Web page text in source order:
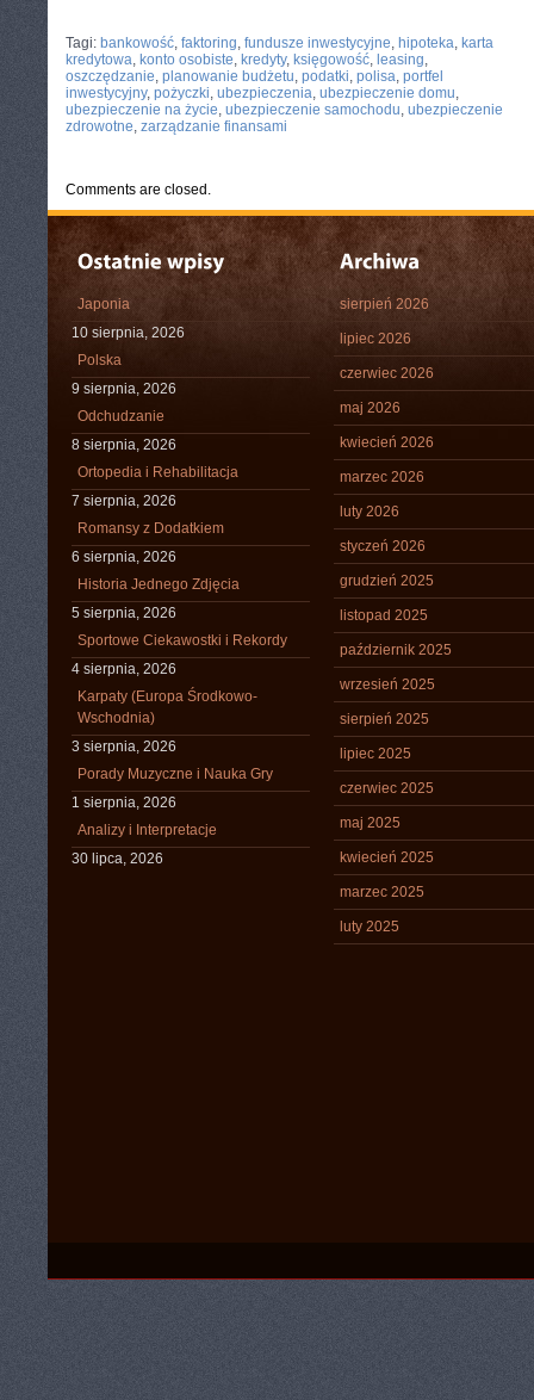
Tagi: bankowość, faktoring, fundusze inwestycyjne, hipoteka, karta
kredytowa, konto osobiste, kredyty, księgowość, leasing,
oszczędzanie, planowanie budżetu, podatki, polisa, portfel
inwestycyjny, pożyczki, ubezpieczenia, ubezpieczenie domu,
ubezpieczenie na życie, ubezpieczenie samochodu, ubezpieczenie
zdrowotne, zarządzanie finansami
Comments are closed.
Japonia
10 sierpnia, 2026
Polska
9 sierpnia, 2026
Odchudzanie
8 sierpnia, 2026
Ortopedia i Rehabilitacja
7 sierpnia, 2026
Romansy z Dodatkiem
6 sierpnia, 2026
Historia Jednego Zdjęcia
5 sierpnia, 2026
Sportowe Ciekawostki i Rekordy
4 sierpnia, 2026
Karpaty (Europa Środkowo-
Wschodnia)
3 sierpnia, 2026
Porady Muzyczne i Nauka Gry
1 sierpnia, 2026
Analizy i Interpretacje
30 lipca, 2026
sierpień 2026
lipiec 2026
czerwiec 2026
maj 2026
kwiecień 2026
marzec 2026
luty 2026
styczeń 2026
grudzień 2025
listopad 2025
październik 2025
wrzesień 2025
sierpień 2025
lipiec 2025
czerwiec 2025
maj 2025
kwiecień 2025
marzec 2025
luty 2025